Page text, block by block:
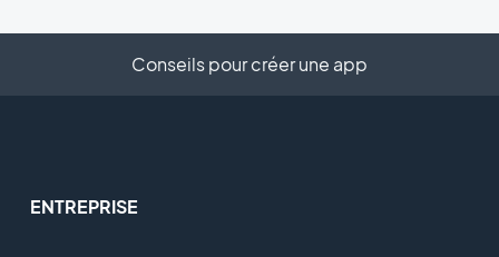
Conseils pour créer une app
ENTREPRISE